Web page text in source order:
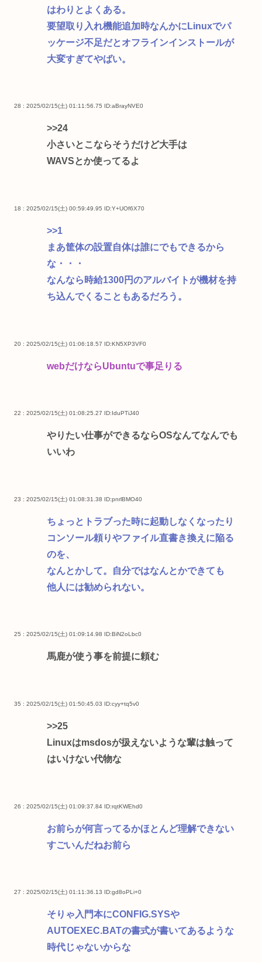
はわりとよくある。
要望取り入れ機能追加時なんかにLinuxでパ
ッケージ不足だとオフラインインストールが
大変すぎてやばい。
28 : 2025/02/15(土) 01:11:56.75 ID:aBrayNVE0
>>24
小さいとこならそうだけど大手は
WAVSとか使ってるよ
18 : 2025/02/15(土) 00:59:49.95 ID:Y+UOf6X70
>>1
まあ筐体の設置自体は誰にでもできるから
な・・・
なんなら時給1300円のアルバイトが機材を持
ち込んでくることもあるだろう。
20 : 2025/02/15(土) 01:06:18.57 ID:KN5XP3VF0
webだけならUbuntuで事足りる
22 : 2025/02/15(土) 01:08:25.27 ID:IduPTiJ40
やりたい仕事ができるならOSなんてなんでも
いいわ
23 : 2025/02/15(土) 01:08:31.38 ID:pnrlBMO40
ちょっとトラブった時に起動しなくなったり
コンソール頼りやファイル直書き換えに陥る
のを、
なんとかして。自分ではなんとかできても
他人には勧められない。
25 : 2025/02/15(土) 01:09:14.98 ID:BiN2oLbc0
馬鹿が使う事を前提に頼む
35 : 2025/02/15(土) 01:50:45.03 ID:cyy+tq5v0
>>25
Linuxはmsdosが扱えないような輩は触って
はいけない代物な
26 : 2025/02/15(土) 01:09:37.84 ID:rqtKWEhd0
お前らが何言ってるかほとんど理解できない
すごいんだねお前ら
27 : 2025/02/15(土) 01:11:36.13 ID:gd8oPLi+0
そりゃ入門本にCONFIG.SYSや
AUTOEXEC.BATの書式が書いてあるような
時代じゃないからな